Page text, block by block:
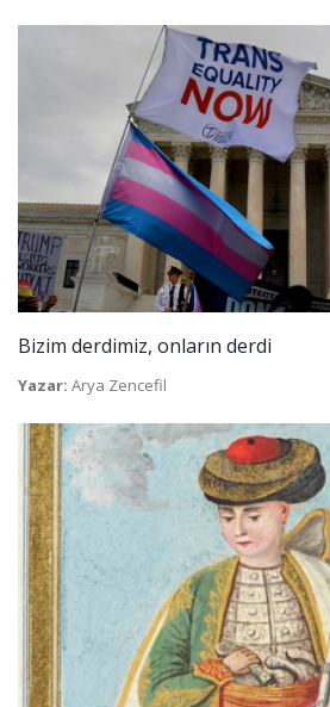
Bizim derdimiz, onların derdi
Yazar: Arya Zencefil